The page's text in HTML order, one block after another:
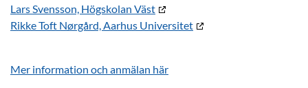
Lars Svensson, Högskolan Väst
Rikke Toft Nørgård, Aarhus Universitet
Mer information och anmälan här